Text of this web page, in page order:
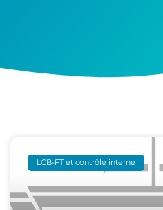
LCB-FT et contrôle interne